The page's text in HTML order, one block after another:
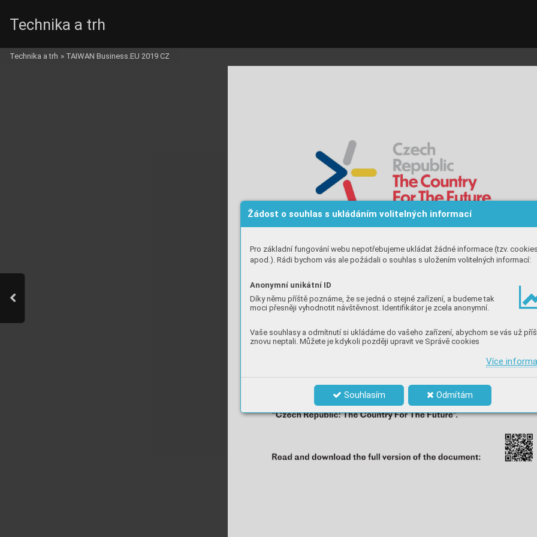
Žádost o souhlas s ukládáním volitelných informací
Pro základní fungování webu nepotřebujeme ukládat žádné informace (tzv.
apod.). Rádi bychom vás ale požádali o souhlas s uložením volitelných informací:
Anonymní unikátní ID
Díky němu příště poznáme, že se jedná o stejné zařízení, a budeme tak
moci přesněji vyhodnotit návštěvnost. Identifikátor je zcela anonymní.
Vaše souhlasy a odmítnutí si ukládáme do vašeho zařízení, abychom se vás už
znovu neptali. Můžete je kdykoli později upravit ve Správě cookies
Více
Souhlasím Odmítám
Technika a trh
Technika a trh » TAIWAN Business.EU 2019 CZ